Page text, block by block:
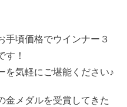
頃価格でウインナー３
す！
を気軽にご堪能ください♪
金メダルを受賞してきた